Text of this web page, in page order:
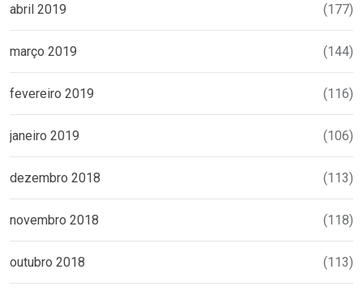
abril 2019 (177)
março 2019 (144)
fevereiro 2019 (116)
janeiro 2019 (106)
dezembro 2018 (113)
novembro 2018 (118)
outubro 2018 (113)